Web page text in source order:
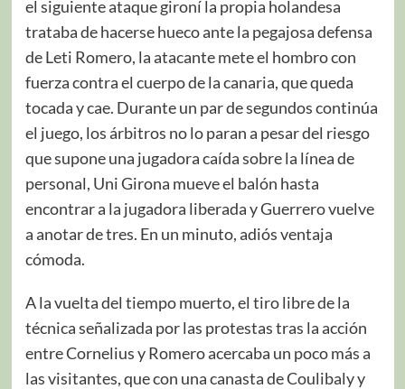
el siguiente ataque gironí la propia holandesa
trataba de hacerse hueco ante la pegajosa defensa
de Leti Romero, la atacante mete el hombro con
fuerza contra el cuerpo de la canaria, que queda
tocada y cae. Durante un par de segundos continúa
el juego, los árbitros no lo paran a pesar del riesgo
que supone una jugadora caída sobre la línea de
personal, Uni Girona mueve el balón hasta
encontrar a la jugadora liberada y Guerrero vuelve
a anotar de tres. En un minuto, adiós ventaja
cómoda.
A la vuelta del tiempo muerto, el tiro libre de la
técnica señalizada por las protestas tras la acción
entre Cornelius y Romero acercaba un poco más a
las visitantes, que con una canasta de Coulibaly y